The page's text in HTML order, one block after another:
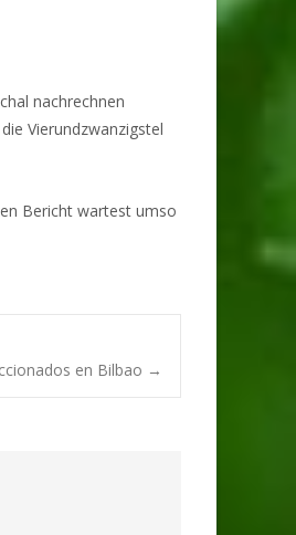
nachrechnen
Vierundzwanzigstel
Bericht wartest umso
en Bilbao →